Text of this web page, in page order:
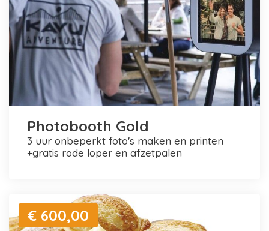
Photobooth Gold
3 uur onbeperkt foto's maken en printen
+gratis rode loper en afzetpalen
€ 600,00